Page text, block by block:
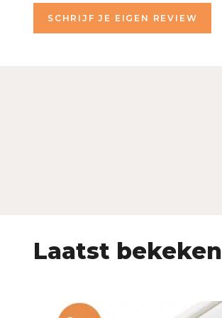
SCHRIJF JE EIGEN REVIEW
Laatst bekeken